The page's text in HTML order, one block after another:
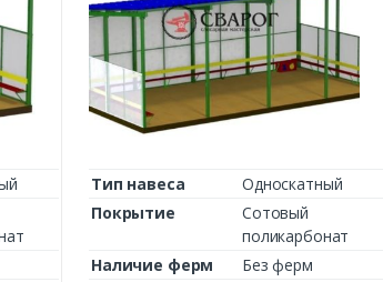
Тип навеса
Односкатный
Покрытие
Сотовый
поликарбонат
Наличие ферм
Без ферм